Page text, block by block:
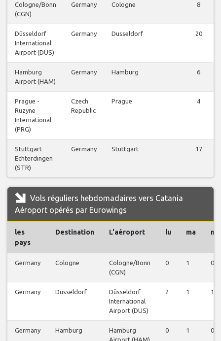
Cologne/Bonn
(CGN)
Germany Cologne 8
Düsseldorf
International
Airport (DUS)
Germany Dusseldorf 20
Hamburg
Airport (HAM)
Germany Hamburg 6
Prague -
Ruzyne
International
(PRG)
Czech
Republic
Prague 4
Stuttgart
Echterdingen
(STR)
Germany Stuttgart 17
Vols réguliers hebdomadaires vers Catania
Aéroport opérés par Eurowings
les
pays
Destination L'aéroport lu ma me
Germany Cologne
Cologne/Bonn
(CGN)
0 1 0
Germany Dusseldorf
Düsseldorf
International
Airport (DUS)
2 1 1
Germany Hamburg
Hamburg
Airport (HAM)
0 1 0